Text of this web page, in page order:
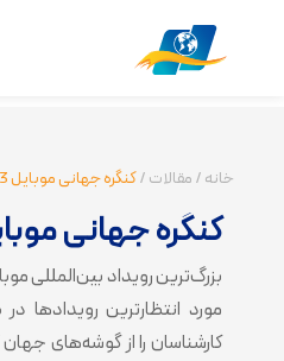
خانه/مقالات/کنگره جهانی موبایل 2023 در بارسلونا
کنگره جهانی موبایل 2023 در
مورد انتظارترین رویدادها
کارشناسان را از گوشه‌های